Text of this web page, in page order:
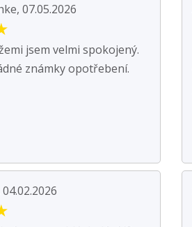
07.05.2026
jsem velmi spokojený.
známky opotřebení.